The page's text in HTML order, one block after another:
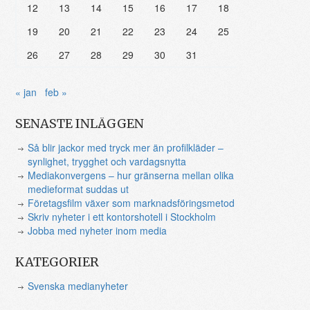
12
13 14 15 16 17
18
19
20 21 22 23 24
25
26
27 28 29 30 31
« jan feb »
SENASTE INLÄGGEN
Så blir jackor med tryck mer än profilkläder –
synlighet, trygghet och vardagsnytta
Mediakonvergens – hur gränserna mellan olika
medieformat suddas ut
Företagsfilm växer som marknadsföringsmetod
Skriv nyheter i ett kontorshotell i Stockholm
Jobba med nyheter inom media
KATEGORIER
Svenska medianyheter